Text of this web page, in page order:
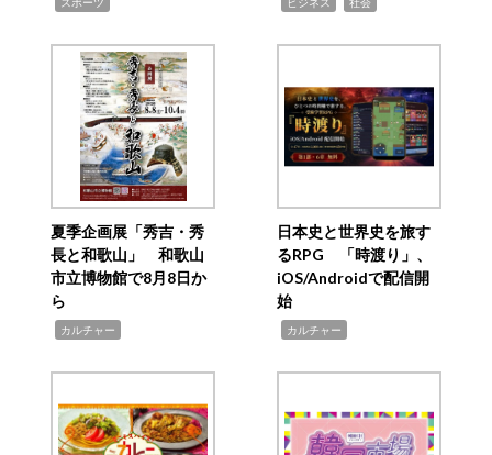
夏季企画展「秀吉・秀
長と和歌山」 和歌山
市立博物館で8月8日か
ら
カルチャー
日本史と世界史を旅す
るRPG 「時渡り」、
iOS/Androidで配信開
始
カルチャー